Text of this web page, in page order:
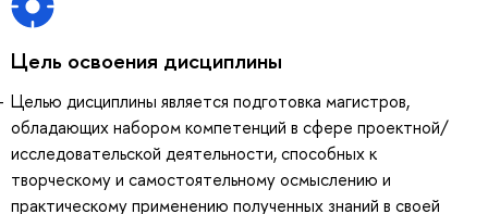
Цель освоения дисциплины
Целью дисциплины является подготовка магистров,
обладающих набором компетенций в сфере проектной/
исследовательской деятельности, способных к
творческому и самостоятельному осмыслению и
практическому применению полученных знаний в своей